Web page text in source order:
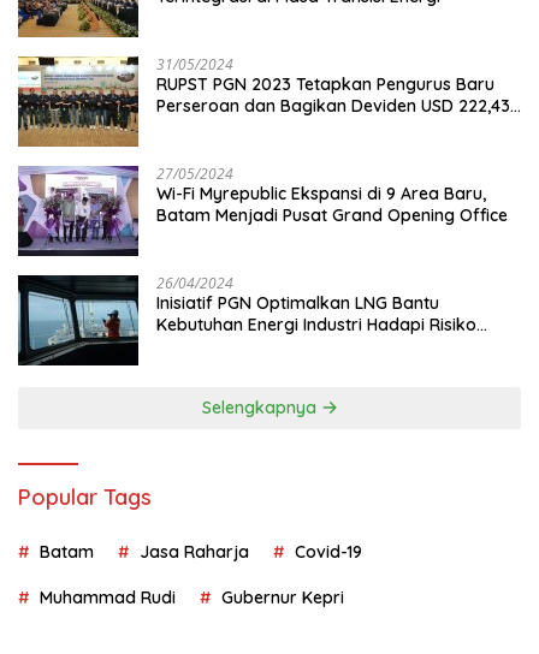
31/05/2024
RUPST PGN 2023 Tetapkan Pengurus Baru
Perseroan dan Bagikan Deviden USD 222,43
27/05/2024
Wi-Fi Myrepublic Ekspansi di 9 Area Baru,
Batam Menjadi Pusat Grand Opening Office
26/04/2024
Inisiatif PGN Optimalkan LNG Bantu
Kebutuhan Energi Industri Hadapi Risiko
Selengkapnya
Popular Tags
Batam Jasa Raharja Covid-19
Muhammad Rudi Gubernur Kepri